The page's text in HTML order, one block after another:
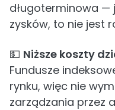
długoterminowa —
zysków, to nie jest
💵 Niższe koszty
Fundusze
rynku, więc nie
zarządzania przez